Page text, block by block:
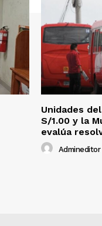
Unidades
S/1.00 y la
evalúa
Admineditor